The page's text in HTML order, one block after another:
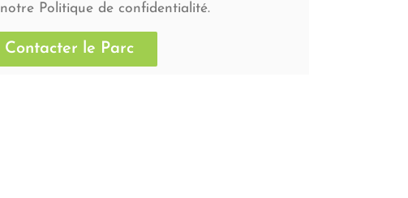
notre Politique de confidentialité.